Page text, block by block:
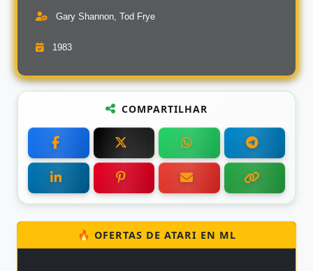
Gary Shannon, Tod Frye
1983
COMPARTILHAR
🔥 OFERTAS DE ATARI EN ML